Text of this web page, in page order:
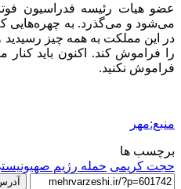
عضو هیات رئیسه فدراسیون
می‌شود و می‌گذرد. به چهره‌هایی
در این مملکت به همه چیز رسیدید
را فراموش کند. اکنون باید کنار
فراموش نکنید.
منبع:مهر
برچسب ها
حجت کریمی حمله رژیم